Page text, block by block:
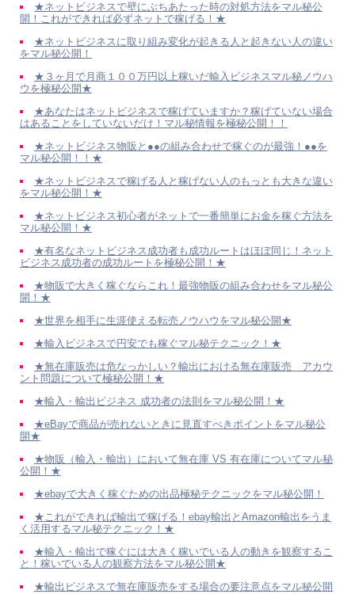
★ネットビジネスで壁にぶちあたった時の対処方法をマル秘公
開！これができれば必ずネットで稼げる！★
★ネットビジネスに取り組み変化が起きる人と起きない人の違い
をマル秘公開！
★３ヶ月で月商１００万円以上稼いだ輸入ビジネスマル秘ノウハ
ウを極秘公開★
★あなたはネットビジネスで稼げていますか？稼げていない場合
はあることをしていないだけ！マル秘情報を極秘公開！！
★ネットビジネス物販と●●の組み合わせで稼ぐのが最強！●●を
マル秘公開！！★
★ネットビジネスで稼げる人と稼げない人のもっとも大きな違い
をマル秘公開！★
★ネットビジネス初心者がネットで一番簡単にお金を稼ぐ方法を
マル秘公開！★
★有名なネットビジネス成功者も成功ルートはほぼ同じ！ネット
ビジネス成功者の成功ルートを極秘公開！★
★物販で大きく稼ぐならこれ！最強物販の組み合わせをマル秘公
開！★
★世界を相手に生涯使える転売ノウハウをマル秘公開★
★輸入ビジネスで円安でも稼ぐマル秘テクニック！★
★無在庫販売は危なっかしい？輸出における無在庫販売 アカウ
ント問題について極秘公開！★
★輸入・輸出ビジネス 成功者の法則をマル秘公開！★
★eBayで商品が売れないときに見直すべきポイントをマル秘公
開★
★物販（輸入・輸出）において無在庫 VS 有在庫についてマル秘
公開！★
★ebayで大きく稼ぐための出品極秘テクニックをマル秘公開！
★これができれば輸出で稼げる！ebay輸出とAmazon輸出をうま
く活用するマル秘テクニック！★
★輸入・輸出で稼ぐには大きく稼いでいる人の動きを観察するこ
と！稼いでいる人の観察方法をマル秘公開★
★輸出ビジネスで無在庫販売をする場合の要注意点をマル秘公開